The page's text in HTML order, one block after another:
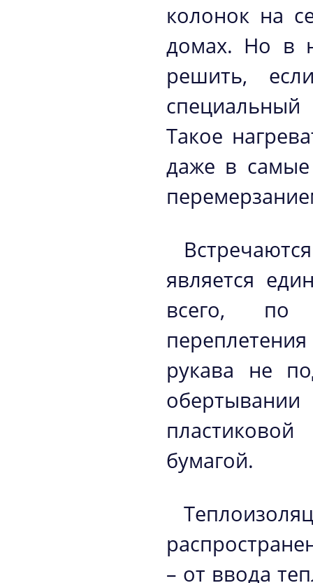
колонок на
домах. Но в
решить,
Такое
даже в
является
всего, по
рукава не
обертывании
бумагой.
– от ввода